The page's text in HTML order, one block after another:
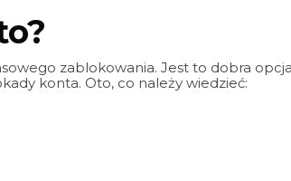
zablokowania. Jest to dobra
konta. Oto, co należy wiedzieć: